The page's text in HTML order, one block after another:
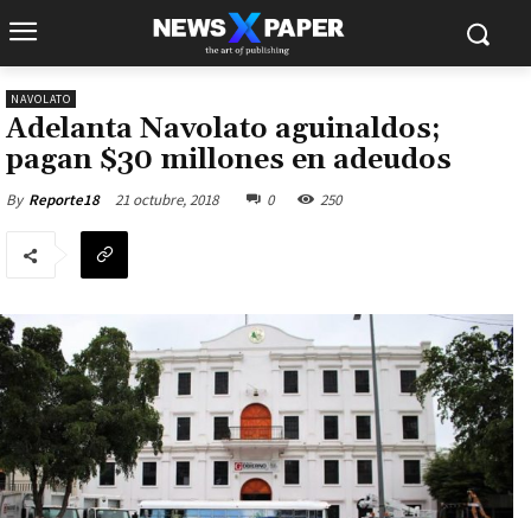
NAVOLATO
Adelanta Navolato aguinaldos;
pagan $30 millones en adeudos
By Reporte18 21 octubre, 2018 0 250